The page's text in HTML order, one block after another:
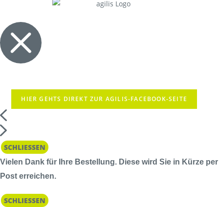
HIER GEHTS DIREKT ZUR AGILIS-FACEBOOK-SEITE
SCHLIESSEN
Vielen Dank für Ihre Bestellung. Diese wird Sie in Kürze per
Post erreichen.
SCHLIESSEN